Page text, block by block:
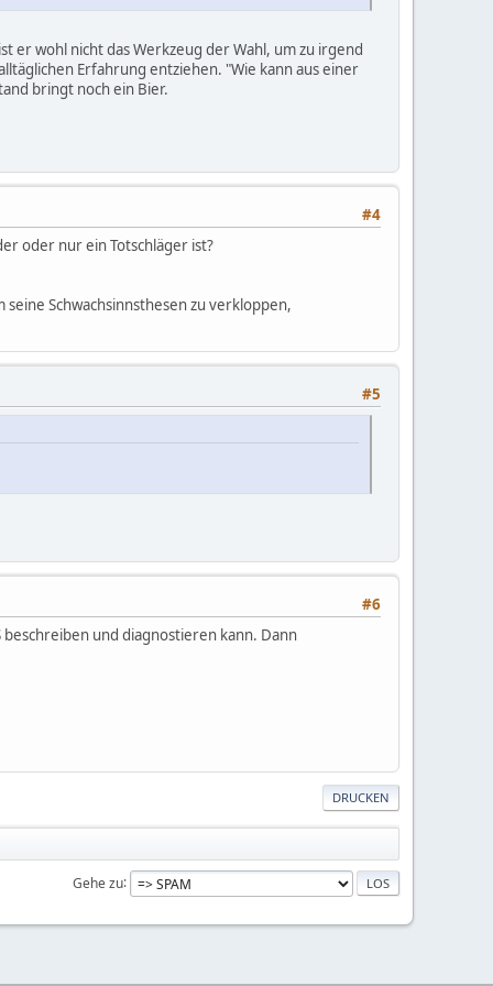
er wohl nicht das Werkzeug der Wahl, um zu irgend
Erfahrung entziehen. "Wie kann aus einer
bringt noch ein Bier.
#4
oder nur ein Totschläger ist?
Schwachsinnsthesen zu verkloppen,
#5
#6
und diagnostieren kann. Dann
DRUCKEN
Gehe zu